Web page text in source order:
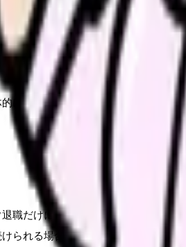
わらなかったことを残す
勤務調整・在職転職に分ける
に何を相談し、何が変わらなかっ
職だけに進む前に確認できること
られる場合もあります。